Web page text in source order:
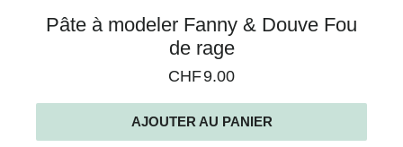
Pâte à modeler Fanny & Douve Fou
de rage
CHF9.00
AJOUTER AU PANIER